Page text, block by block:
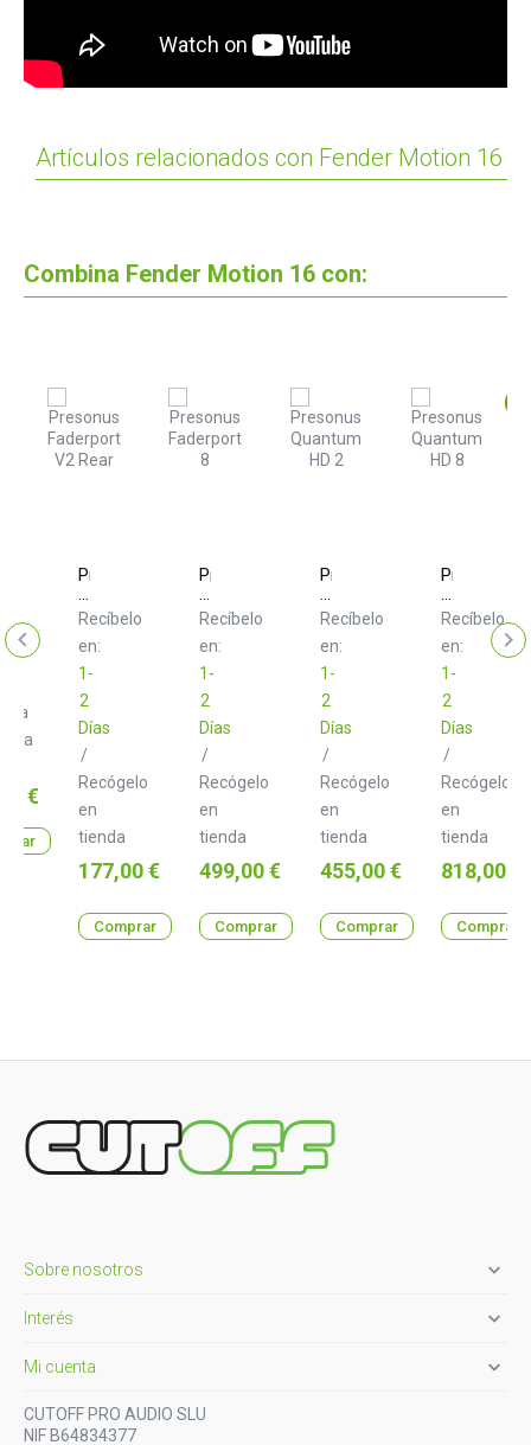
Artículos relacionados con Fender Motion 16
Combina Fender Motion 16 con:
€
Presonus
Faderport
V2
Recíbelo
en:
1-
2
Días
/
Recógelo
en
tienda
Precio
177,00 €
Comprar
Presonus
Faderport
8
Recíbelo
en:
1-
2
Días
/
Recógelo
en
tienda
Precio
499,00 €
Comprar
Presonus
Quantum
HD
2
Recíbelo
en:
1-
2
Días
/
Recógelo
en
tienda
Precio
455,00 €
Comprar
Presonus
Quantum
HD
8
Recíbelo
en:
1-
2
Días
/
Recógelo
en
tienda
Precio
818,00 €
Comprar
Sobre nosotros 
Interés 
Mi cuenta 
CUTOFF PRO AUDIO SLU
NIF B64834377